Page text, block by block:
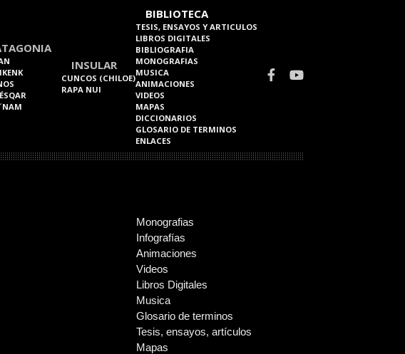
INSULAR
CUNCOS (CHILOE)
RAPA NUI
BIBLIOTECA
TESIS, ENSAYOS Y ARTICULOS
LIBROS DIGITALES
BIBLIOGRAFIA
MONOGRAFIAS
MUSICA
ANIMACIONES
VIDEOS
MAPAS
DICCIONARIOS
GLOSARIO DE TERMINOS
ENLACES
Monografias
Infografías
Animaciones
Videos
Libros Digitales
Musica
Glosario de terminos
Tesis, ensayos, artículos
Mapas